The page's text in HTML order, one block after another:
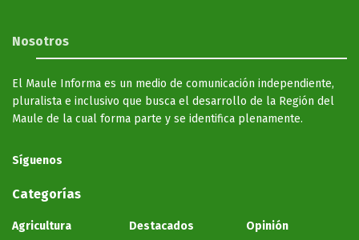
Nosotros
El Maule Informa es un medio de comunicación independiente,
pluralista e inclusivo que busca el desarrollo de la Región del
Maule de la cual forma parte y se identifica plenamente.
Síguenos
Categorías
Agricultura
Destacados
Opinión